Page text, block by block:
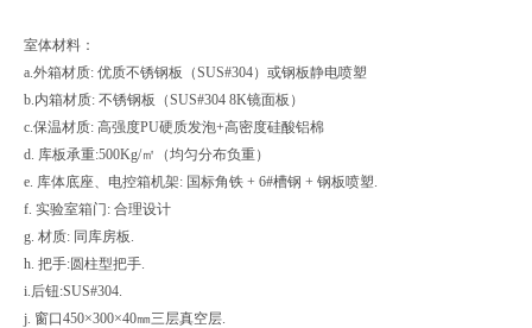
室体材料：
a.外箱材质: 优质不锈钢板（SUS#304）或钢板静电喷塑
b.内箱材质: 不锈钢板（SUS#304 8K镜面板）
c.保温材质: 高强度PU硬质发泡+高密度硅酸铝棉
d. 库板承重:500Kg/㎡（均匀分布负重）
e. 库体底座、电控箱机架: 国标角铁 + 6#槽钢 + 钢板喷塑.
f. 实验室箱门: 合理设计
g. 材质: 同库房板.
h. 把手:圆柱型把手.
i.后钮:SUS#304.
j. 窗口450×300×40㎜三层真空层.